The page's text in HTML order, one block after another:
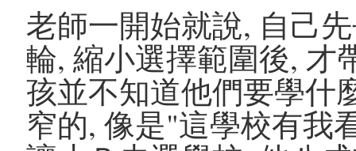
老師一開始就說, 自己
輪, 縮小選擇範圍後, 才
孩並不知道他們要學什
窄的, 像是"這學校有我